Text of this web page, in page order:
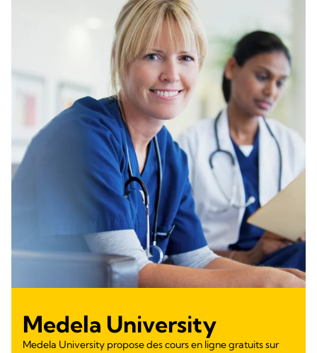
Medela University
Medela University propose des cours en ligne gratuits sur